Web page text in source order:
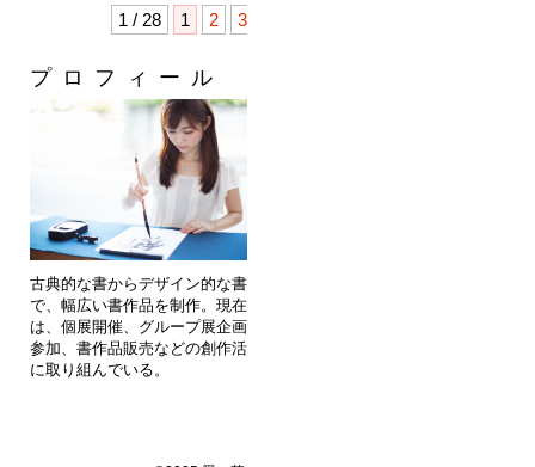
1 / 28 1 2 3
プロフィール
古典的な書からデザイン的な書ま
で、幅広い書作品を制作。現在
は、個展開催、グループ展企画・
参加、書作品販売などの創作活動
に取り組んでいる。